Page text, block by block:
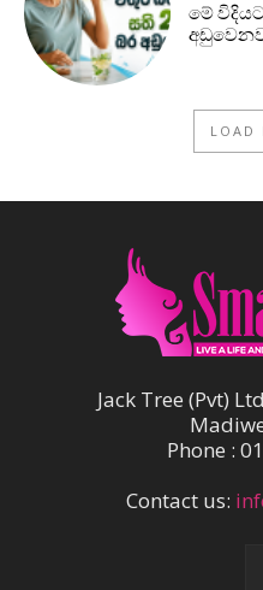
මේ
LOAD
Jack Tree (Pvt)
Phone :
Contact us: